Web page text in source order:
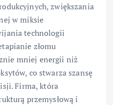
zwiększania
w miksie
technologii
złomu
mniej energii niż
co stwarza szansę
Firma, która
przemysłową i